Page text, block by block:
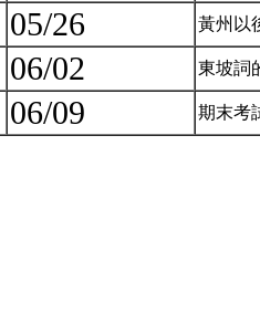
05/26 黃州以
06/02 東坡詞
06/09 期末考